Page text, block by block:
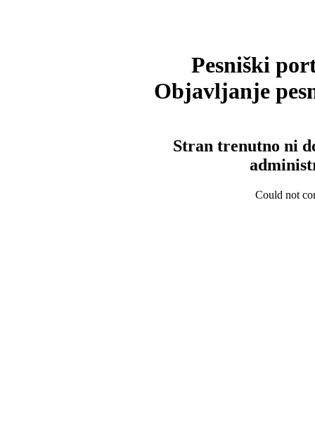
Pesniški
Objavljanje
Stran trenutno ni
Could not